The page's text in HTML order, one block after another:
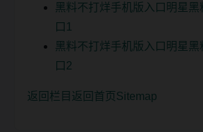
黑料不打烊手机版入口明星黑
口1
黑料不打烊手机版入口明星黑
口2
返回栏目 返回首页 Sitemap